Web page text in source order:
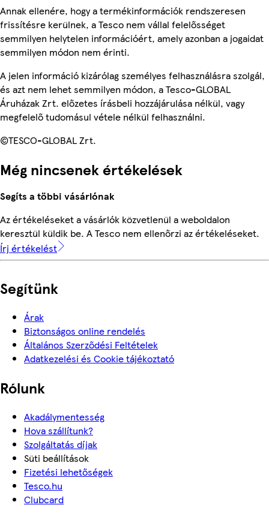
Annak ellenére, hogy a termékinformációk rendszeresen
frissítésre kerülnek, a Tesco nem vállal felelősséget
semmilyen helytelen információért, amely azonban a jogaidat
semmilyen módon nem érinti.
A jelen információ kizárólag személyes felhasználásra szolgál,
és azt nem lehet semmilyen módon, a Tesco-GLOBAL
Áruházak Zrt. előzetes írásbeli hozzájárulása nélkül, vagy
megfelelő tudomásul vétele nélkül felhasználni.
©TESCO-GLOBAL Zrt.
Még nincsenek értékelések
Segíts a többi vásárlónak
Az értékeléseket a vásárlók közvetlenül a weboldalon
keresztül küldik be. A Tesco nem ellenőrzi az értékeléseket.
Írj értékelést
Segítünk
Árak
Biztonságos online rendelés
Általános Szerződési Feltételek
Adatkezelési és Cookie tájékoztató
Rólunk
Akadálymentesség
Hova szállítunk?
Szolgáltatás díjak
Süti beállítások
Fizetési lehetőségek
Tesco.hu
Clubcard